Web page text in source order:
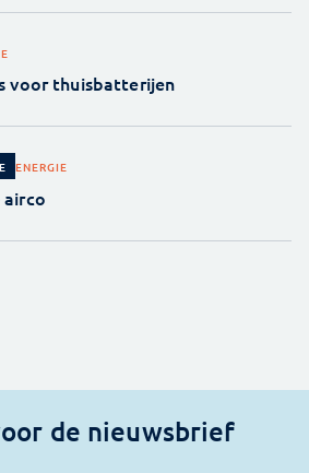
voor thuisbatterijen
ENERGIE
de nieuwsbrief